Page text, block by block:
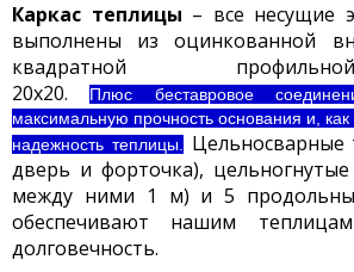
Каркас теплицы – все несущие
выполнены из оцинкованной
квадратной
20х20.
Плюс беставровое
максимальную прочность основания и,
надежность теплицы.Цельносварные
дверь и форточка), цельногнутые
между ними 1 м) и 5
обеспечивают нашим
долговечность.